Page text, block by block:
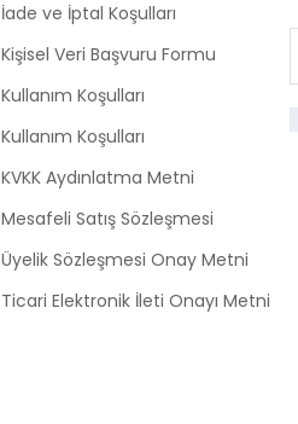
İade ve İptal Koşulları
Kişisel Veri Başvuru Formu
Kullanım Koşulları
Kullanım Koşulları
KVKK Aydınlatma Metni
Mesafeli Satış Sözleşmesi
Üyelik Sözleşmesi Onay Metni
Ticari Elektronik İleti Onayı Metni